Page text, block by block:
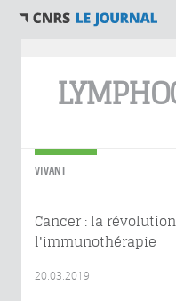
VIVANT
Cancer : la
l'immunothérapie
20.03.2019